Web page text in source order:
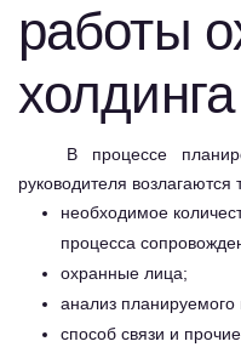
работы
холдинга
В процессе
руководителя возлагаются
необходимое
процесса
охранные лица;
анализ планируемого
способ связи и